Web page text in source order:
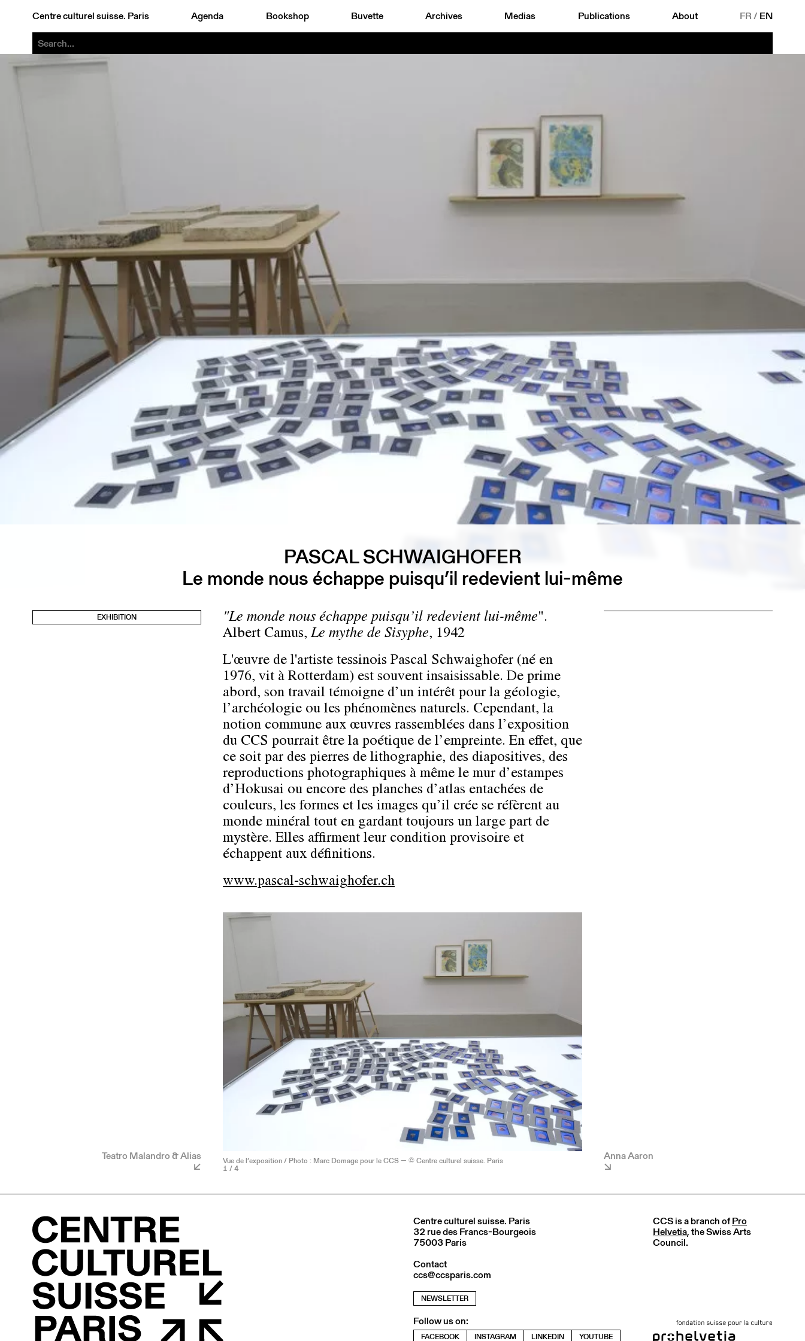
Centre culturel suisse. Paris Agenda Bookshop Buvette Archives Medias Publications About FR/ EN
PASCAL SCHWAIGHOFER
Le monde nous échappe puisqu’il redevient lui-même
EXHIBITION
Teatro Malandro & Alias
"Le monde nous échappe puisqu’il redevient lui-même".
Albert Camus, Le mythe de Sisyphe, 1942
L'œuvre de l'artiste tessinois Pascal Schwaighofer (né en
1976, vit à Rotterdam) est souvent insaisissable. De prime
abord, son travail témoigne d’un intérêt pour la géologie,
l’archéologie ou les phénomènes naturels. Cependant, la
notion commune aux œuvres rassemblées dans l’exposition
du CCS pourrait être la poétique de l’empreinte. En effet, que
ce soit par des pierres de lithographie, des diapositives, des
reproductions photographiques à même le mur d’estampes
d’Hokusai ou encore des planches d’atlas entachées de
couleurs, les formes et les images qu’il crée se réfèrent au
monde minéral tout en gardant toujours un large part de
mystère. Elles affirment leur condition provisoire et
échappent aux définitions.
www.pascal-schwaighofer.ch
Vue de l’exposition / Photo : Marc Domage pour le CCS — © Centre culturel suisse. Paris
1 / 4
Anna Aaron
Centre culturel suisse. Paris
32 rue des Francs-Bourgeois
75003 Paris
Contact
ccs@ccsparis.com
NEWSLETTER
Follow us on:
FACEBOOK INSTAGRAM LINKEDIN YOUTUBE
CCS is a branch ofPro
Helvetia, the Swiss Arts
Council.